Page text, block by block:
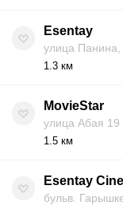
Esentay
улица Панина,
1.3 км
MovieStar
улица Абая 19
1.5 км
Esentay
бульв.